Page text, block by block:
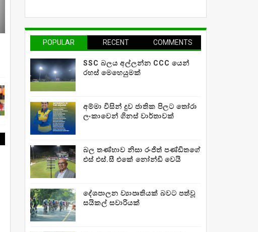
POPULAR RECENT COMMENTS
SSC බලය අල්ලන්න CCC යෙන්
රහස් මෙහෙයුමක්
අම්මා විසින් දුව ජාතික පිලට තෝරා
ලංකාවෙන් ගිනස් වාර්තාවක්
බල තණ්හාව නිසා රංජිත් පණ්ඩිතගේ
එස් එස්.සී එකේ නෝන්ඩි වෙයි
දේශපාලන ව්‍යාපෘතියක් බවට පත්වූ
සයිකල් සවාරියක්